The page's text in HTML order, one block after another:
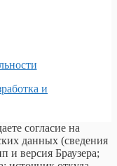
и
согласие на
данных (сведения
и версия Браузера;